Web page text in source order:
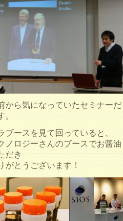
から気になっていたセミナー
ブースを見て回っていると、
ノロジーさんのブースでお醤
だき
がとうございます！